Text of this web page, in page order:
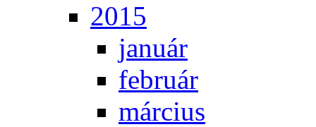
2015
ja­nu­ár
feb­ru­ár
már­ci­us